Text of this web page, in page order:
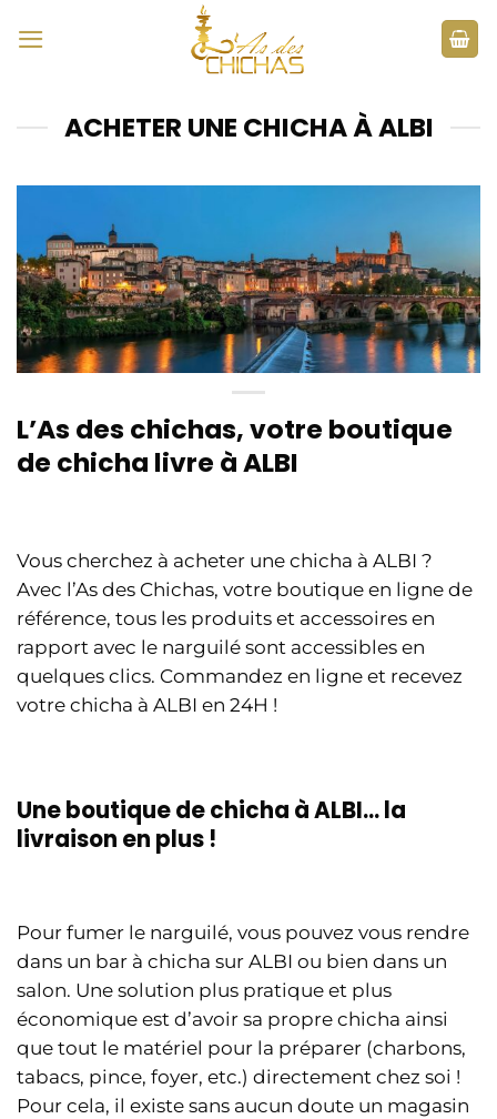
au
ACHETER UNE CHICHA À ALBI
L’As des chichas, votre boutique
de chicha livre à ALBI
Vous cherchez à acheter une chicha à ALBI ?
Avec l’As des Chichas, votre boutique en ligne de
référence, tous les produits et accessoires en
rapport avec le narguilé sont accessibles en
quelques clics. Commandez en ligne et recevez
votre chicha à ALBI en 24H !
Une boutique de chicha à ALBI… la
livraison en plus !
Pour fumer le narguilé, vous pouvez vous rendre
dans un bar à chicha sur ALBI ou bien dans un
salon. Une solution plus pratique et plus
économique est d’avoir sa propre chicha ainsi
que tout le matériel pour la préparer (charbons,
tabacs, pince, foyer, etc.) directement chez soi !
Pour cela, il existe sans aucun doute un magasin